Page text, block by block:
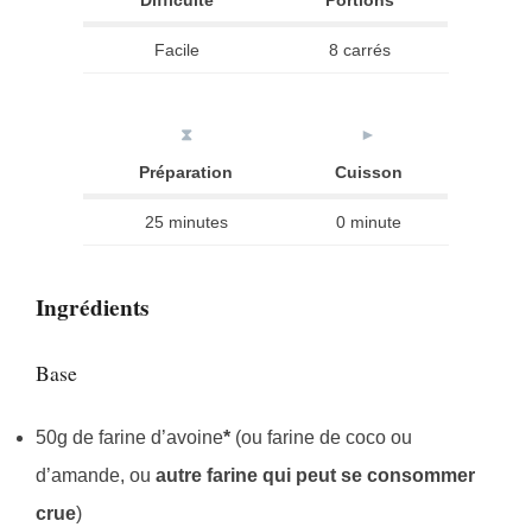
Facile 8 carrés
⧗
Préparation
►
Cuisson
25 minutes 0 minute
Ingrédients
Base
50g de farine d’avoine* (ou farine de coco ou
d’amande, ou autre farine qui peut se consommer
crue)